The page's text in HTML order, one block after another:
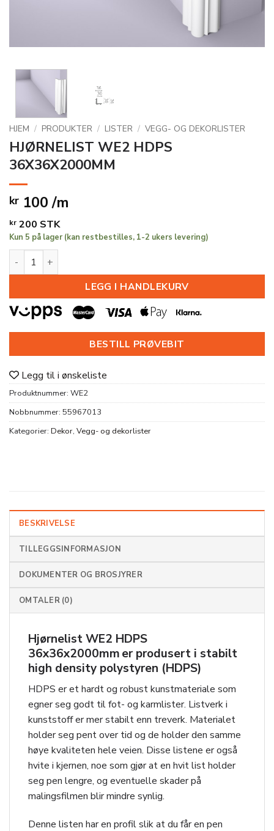
HJEM / PRODUKTER / LISTER / VEGG- OG DEKORLISTER
HJØRNELIST WE2 HDPS
36X36X2000MM
kr 100 /m
kr 200 STK
Kun 5 på lager (kan restbestilles, 1-2 ukers levering)
HJØRNELIST WE2 HDPS 36X36X2000MM antall
LEGG I HANDLEKURV
BESTILL PRØVEBIT
Legg til i ønskeliste
Produktnummer: WE2
Nobbnummer: 55967013
Kategorier: Dekor, Vegg- og dekorlister
BESKRIVELSE
TILLEGGSINFORMASJON
DOKUMENTER OG BROSJYRER
OMTALER (0)
Hjørnelist WE2 HDPS
36x36x2000mm er produsert i stabilt
high density polystyren (HDPS)
HDPS er et hardt og robust kunstmateriale som
egner seg godt til fot- og karmlister. Listverk i
kunststoff er mer stabilt enn treverk. Materialet
holder seg pent over tid og de holder den samme
høye kvaliteten hele veien. Disse listene er også
hvite i kjernen, noe som gjør at en hvit list holder
seg pen lengre, og eventuelle skader på
malingsfilmen blir mindre synlig.
Denne listen har en profil slik at du får en pen